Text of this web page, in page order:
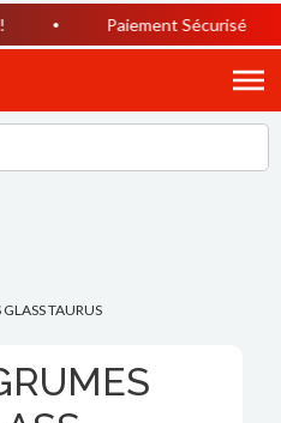
Paiement Sécurisé
TAURUS